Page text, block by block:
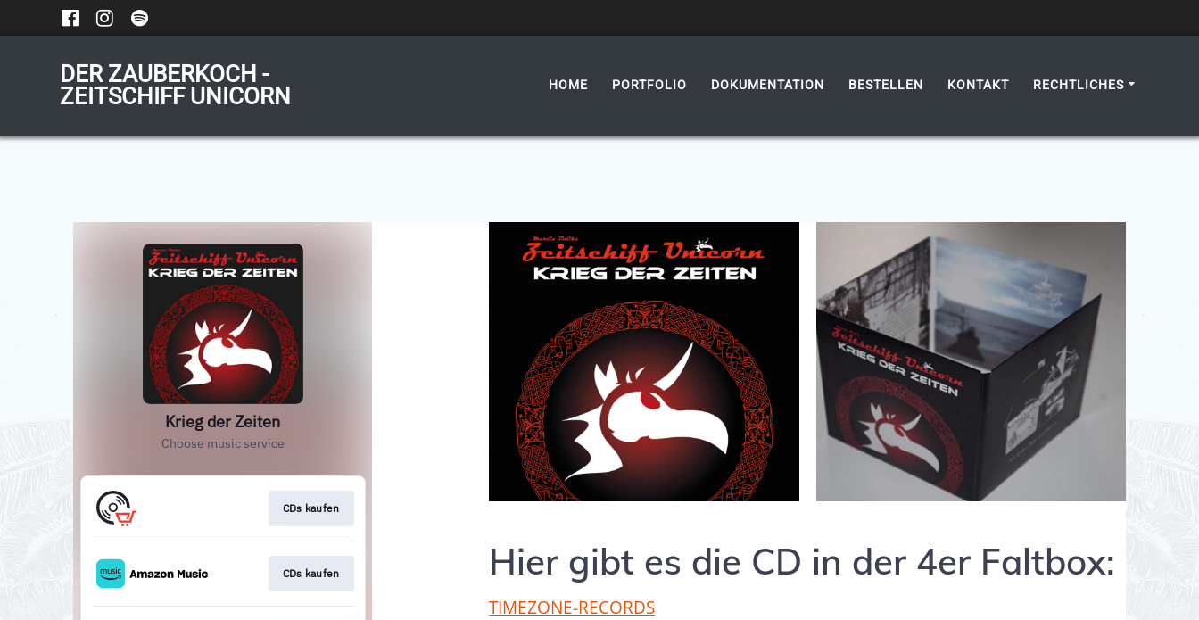
Inhalt
DER ZAUBERKOCH -
ZEITSCHIFF UNICORN
HOME PORTFOLIO DOKUMENTATION BESTELLEN KONTAKT RECHTLICHES
Hier gibt es die CD in der 4er Faltbox:
TIMEZONE-RECORDS